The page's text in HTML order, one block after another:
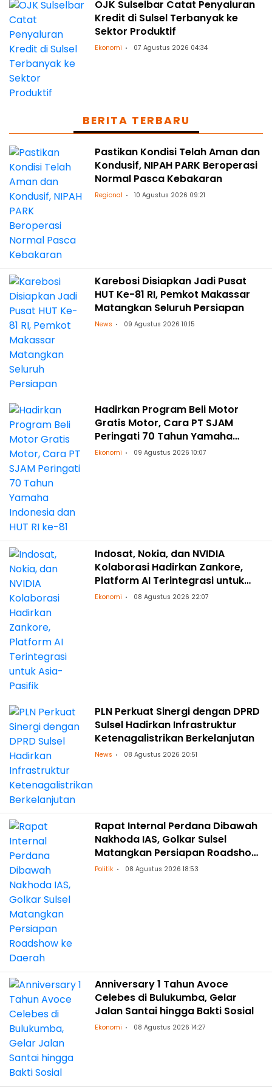
OJK Sulselbar Catat Penyaluran
Kredit di Sulsel Terbanyak ke
Sektor Produktif
Ekonomi 07 Agustus 2026 04:34
BERITA TERBARU
Pastikan Kondisi Telah Aman dan
Kondusif, NIPAH PARK Beroperasi
Normal Pasca Kebakaran
Regional 10 Agustus 2026 09:21
Karebosi Disiapkan Jadi Pusat
HUT Ke-81 RI, Pemkot Makassar
Matangkan Seluruh Persiapan
News 09 Agustus 2026 10:15
Hadirkan Program Beli Motor
Gratis Motor, Cara PT SJAM
Peringati 70 Tahun Yamaha
Indonesia dan HUT RI ke-81
Ekonomi 09 Agustus 2026 10:07
Indosat, Nokia, dan NVIDIA
Kolaborasi Hadirkan Zankore,
Platform AI Terintegrasi untuk
Asia-Pasifik
Ekonomi 08 Agustus 2026 22:07
PLN Perkuat Sinergi dengan DPRD
Sulsel Hadirkan Infrastruktur
Ketenagalistrikan Berkelanjutan
News 08 Agustus 2026 20:51
Rapat Internal Perdana Dibawah
Nakhoda IAS, Golkar Sulsel
Matangkan Persiapan Roadshow
ke Daerah
Politik 08 Agustus 2026 18:53
Anniversary 1 Tahun Avoce
Celebes di Bulukumba, Gelar
Jalan Santai hingga Bakti Sosial
Ekonomi 08 Agustus 2026 14:27